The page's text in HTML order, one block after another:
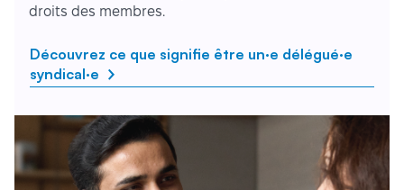
droits des membres.
Découvrez ce que signifie être un·e délégué·e
syndical·e